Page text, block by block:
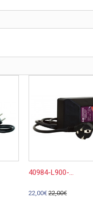
40984-L900-...
22,00€ 22,00€